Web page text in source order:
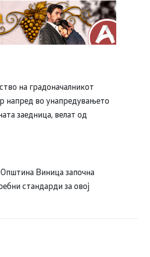
на градоначалникот
напред во унапредувањето
заедница, велат од
Виница започна
стандарди за овој